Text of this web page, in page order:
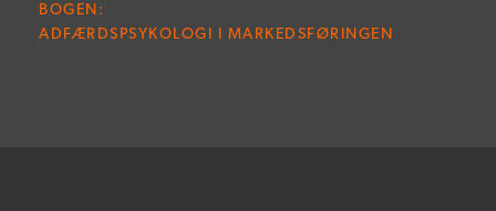
BOGEN:
ADFÆRDSPSYKOLOGI I MARKEDSFØRINGEN